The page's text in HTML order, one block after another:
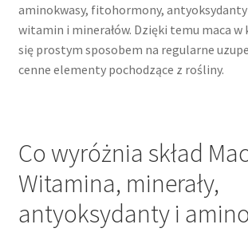
aminokwasy, fitohormony,
witamin i minerałów. Dzięki temu maca w
się prostym sposobem na regularne
cenne elementy pochodzące z rośliny.
Co wyróżnia skład
Witamina, minerały,
antyoksydanty i